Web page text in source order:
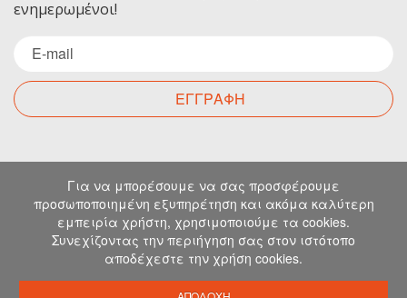
ενημερωμένοι!
ΕΓΓΡΑΦΗ
Επικοινωνία
Για οποιαδήποτε ερώτηση σας μπορείτε να
επικοινωνήσετε μαζί μας στα παρακάτω στοιχεία.
Μιχελιδάκη 19, Ηράκλειο, 71202, Κρήτη
Για να μπορέσουμε να σας προσφέρουμε
προσωποποιημένη εξυπηρέτηση και ακόμα καλύτερη
εμπειρία χρήστη, χρησιμοποιούμε τα cookies.
Συνεχίζοντας την περιήγηση σας στον ιστότοπο
αποδέχεστε την χρήση cookies.